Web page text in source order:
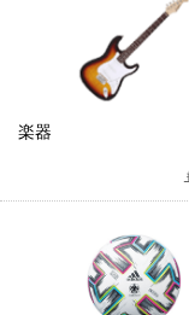
楽器